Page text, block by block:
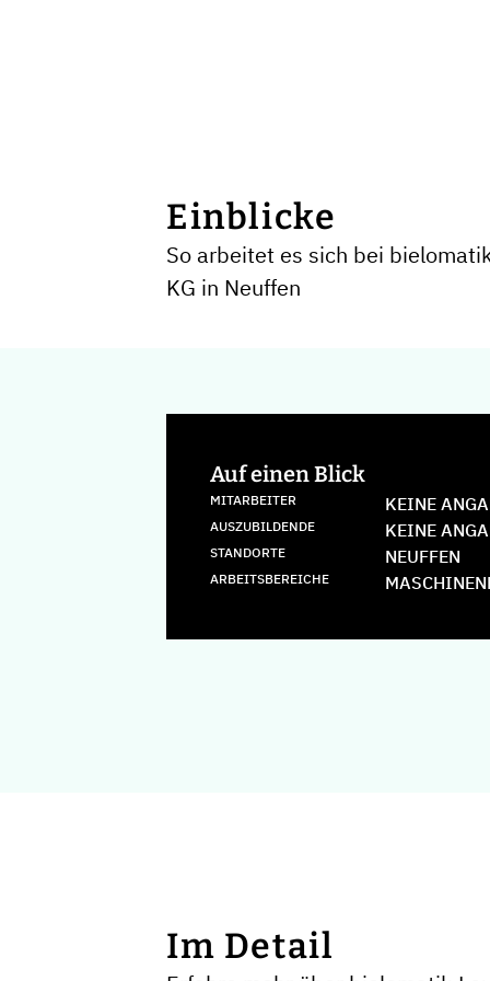
Einblicke
So arbeitet es sich bei
KG in Neuffen
Auf einen Blick
MITARBEITER KEINE
AUSZUBILDENDE KEINE
STANDORTE NEUFFEN
ARBEITSBEREICHE
Im Detail